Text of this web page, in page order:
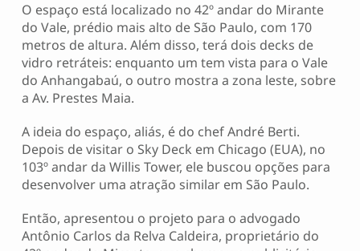
O espaço está localizado no 42º andar do Mirante
do Vale, prédio mais alto de São Paulo, com 170
metros de altura. Além disso, terá dois decks de
vidro retráteis: enquanto um tem vista para o Vale
do Anhangabaú, o outro mostra a zona leste, sobre
a Av. Prestes Maia.
A ideia do espaço, aliás, é do chef André Berti.
Depois de visitar o Sky Deck em Chicago (EUA), no
103º andar da Willis Tower, ele buscou opções para
desenvolver uma atração similar em São Paulo.
Então, apresentou o projeto para o advogado
Antônio Carlos da Relva Caldeira, proprietário do